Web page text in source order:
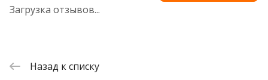
Загрузка отзывов...
Назад к списку